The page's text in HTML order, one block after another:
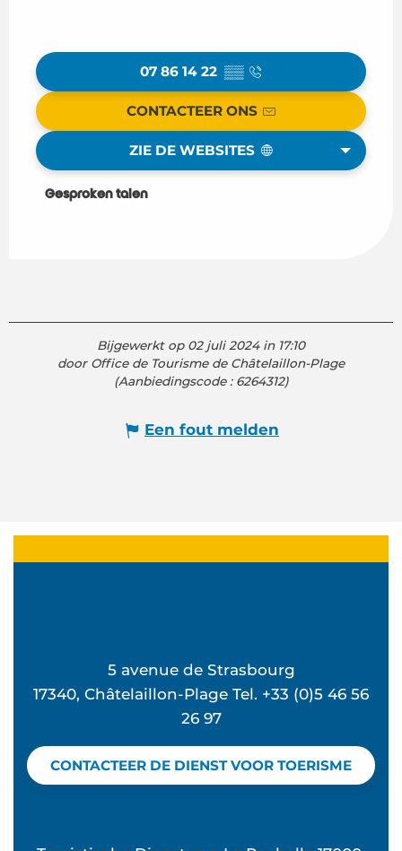
07 86 14 22 ▒▒
CONTACTEER ONS
ZIE DE WEBSITES
Gesproken talen
Gesproken talen
Bijgewerkt op 02 juli 2024 in 17:10
door Office de Tourisme de Châtelaillon-Plage
(Aanbiedingscode : 6264312)
Een fout melden
5 avenue de Strasbourg
17340, Châtelaillon-Plage Tel. +33 (0)5 46 56
26 97
CONTACTEER DE DIENST VOOR TOERISME